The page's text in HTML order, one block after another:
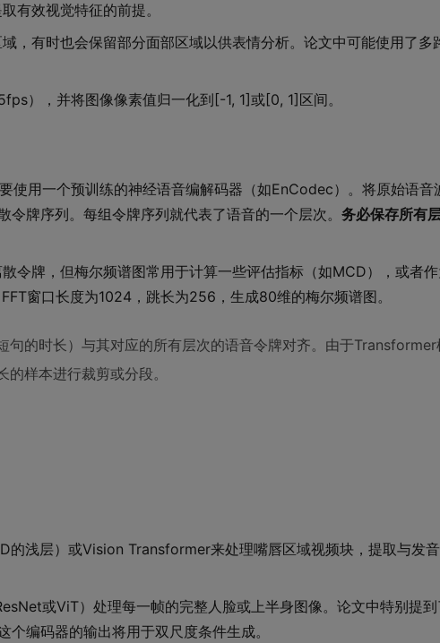
有效视觉特征的前提。
，有时也会保留部分面部区域以供表情分析。论文中可能使用了多
），并将图像像素值归一化到[-1, 1]或[0, 1]区间。
使用一个预训练的神经语音编解码器（如EnCodec）。将原始语音
牌序列。每组令牌序列就代表了语音的一个层次。 务必保存所有
令牌，但梅尔频谱图常用于计算一些评估指标（如MCD），或者
窗口长度为1024，跳长为256，生成80维的梅尔频谱图。
句的时长）与其对应的所有层次的语音令牌对齐。由于Transformer
样本进行裁剪或分段。
的浅层）或Vision Transformer来处理嘴唇区域视频块，提取与发
或ViT）处理每一帧的完整人脸或上半身图像。论文中特别提到
个编码器的输出将用于双尺度条件生成。